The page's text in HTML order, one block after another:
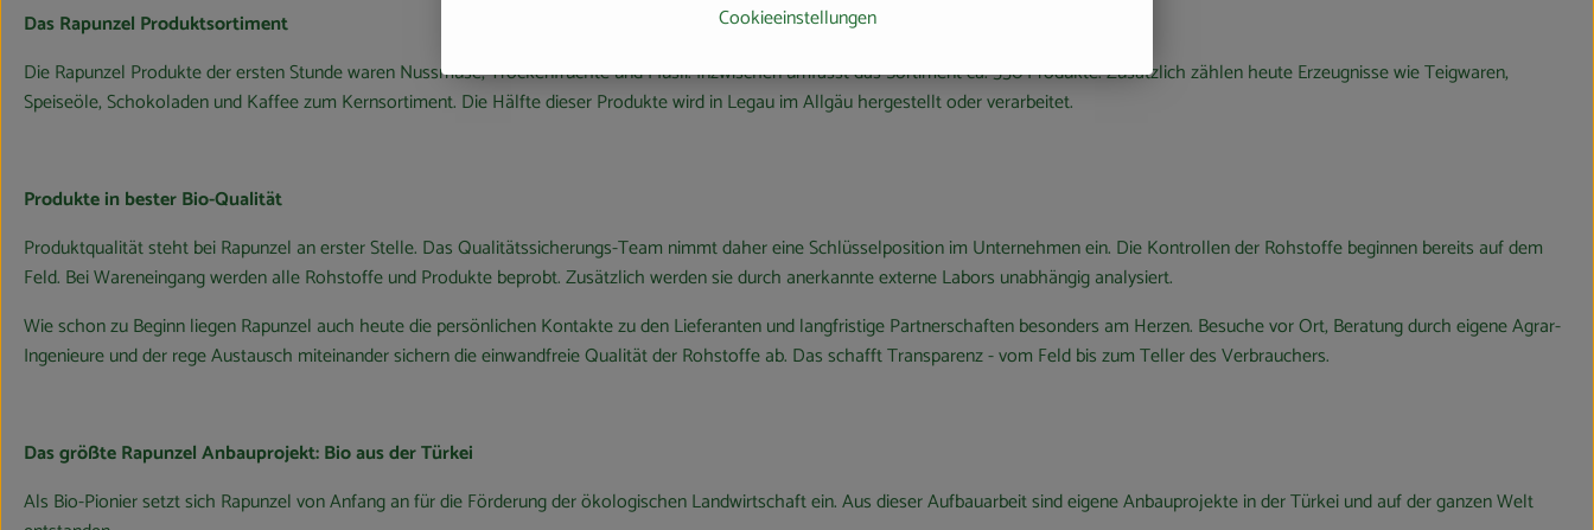
Das Rapunzel Produktsortiment
Die Rapunzel Produkte der ersten Stunde waren Nussmuse, Trockenfrüchte und Müsli. Inzwischen umfasst das Sortiment ca. 550 Produkte. Zusätzlich zählen heute Erzeugnisse wie Teigwaren,
Speiseöle, Schokoladen und Kaffee zum Kernsortiment. Die Hälfte dieser Produkte wird in Legau im Allgäu hergestellt oder verarbeitet.
Produkte in bester Bio-Qualität
Produktqualität steht bei Rapunzel an erster Stelle. Das Qualitätssicherungs-Team nimmt daher eine Schlüsselposition im Unternehmen ein. Die Kontrollen der Rohstoffe beginnen bereits auf dem
Feld. Bei Wareneingang werden alle Rohstoffe und Produkte beprobt. Zusätzlich werden sie durch anerkannte externe Labors unabhängig analysiert.
Wie schon zu Beginn liegen Rapunzel auch heute die persönlichen Kontakte zu den Lieferanten und langfristige Partnerschaften besonders am Herzen. Besuche vor Ort, Beratung durch eigene Agrar-
Ingenieure und der rege Austausch miteinander sichern die einwandfreie Qualität der Rohstoffe ab. Das schafft Transparenz - vom Feld bis zum Teller des Verbrauchers.
Das größte Rapunzel Anbauprojekt: Bio aus der Türkei
Als Bio-Pionier setzt sich Rapunzel von Anfang an für die Förderung der ökologischen Landwirtschaft ein. Aus dieser Aufbauarbeit sind eigene Anbauprojekte in der Türkei und auf der ganzen Welt
Cookieeinstellungen